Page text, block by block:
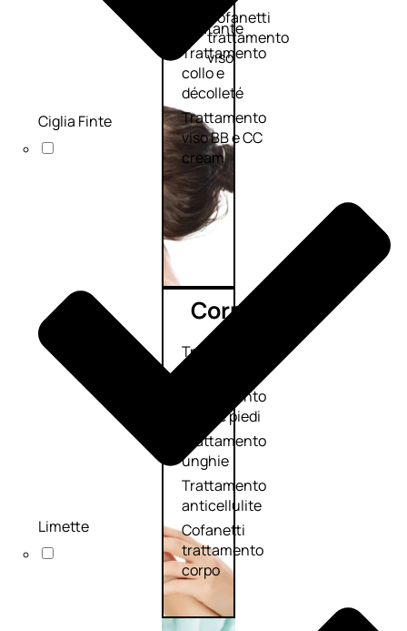
idratante
Trattamento
collo e
décolleté
Trattamento
viso BB e CC
cream
Cofanetti
trattamento
viso
Corpo
Trattamento
Trattamento
mani e piedi
Trattamento
unghie
Trattamento
anticellulite
Cofanetti
trattamento
corpo
Ciglia Finte
Limette